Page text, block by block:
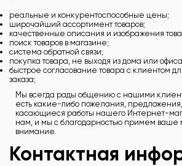
реальные и конкурентоспособные цены;
широчайший ассортимент товаров;
качественные описания и изображения
поиск товаров в магазине;
система обратной связи;
покупка товара, не выходя из дома или
быстрое согласование товара с клиентом
заказа;
Мы всегда рады общению с нашими
есть какие-либо пожелания,
касающиеся работы нашего Интернет-
нам, и мы с благодарностью примем ваше
внимание.
Контактная